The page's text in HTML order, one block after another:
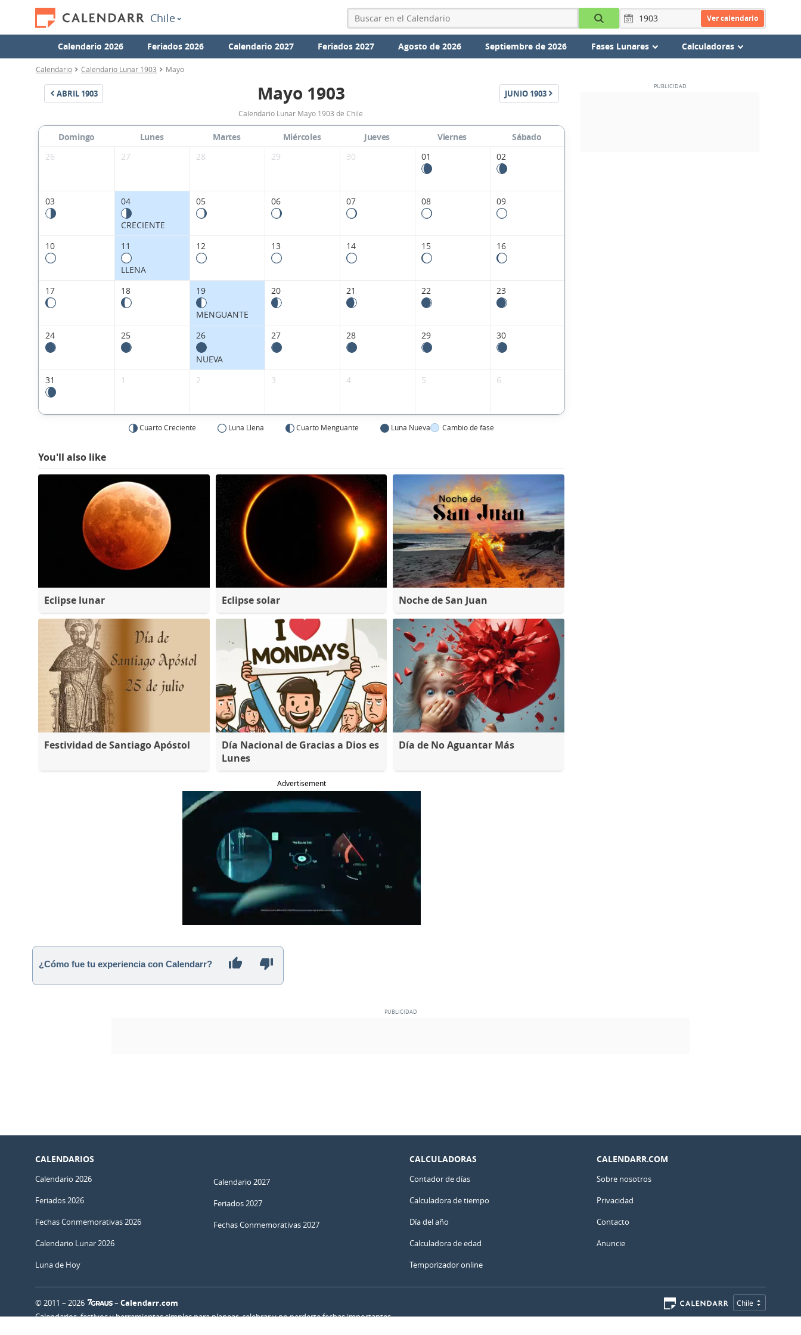
Chile Ver calendario
Calendario 2026 Feriados 2026 Calendario 2027 Feriados 2027 Agosto de 2026 Septiembre de 2026 Fases Lunares Calculadoras
Calendario Calendario Lunar 1903 Mayo
ABRIL 1903
Calendario
Lunar
Mayo
Chile.
Mayo 1903 JUNIO 1903
Calendario Lunar Mayo 1903 de Chile.
Domingo Lunes Martes Miércoles Jueves Viernes
Sábado
26
27 28 29 30 01 02
03 04
CRECIENTE
05 06 07 08 09
10 11
LLENA
12 13 14 15 16
17 18 19
MENGUANTE
20 21 22 23
24 25 26
NUEVA
27 28 29 30
31 1 2 3 4 5 6
Cuarto Creciente Luna Llena Cuarto Menguante Luna Nueva Cambio de fase
You'll also like
Eclipse lunar Eclipse solar Noche de San Juan
Festividad de Santiago Apóstol
Día Nacional de Gracias a Dios es
Lunes
Día de No Aguantar Más
Advertisement
¿Cómo fue tu experiencia con Calendarr?
CALENDARIOS
Calendario 2026
Feriados 2026
Fechas Conmemorativas 2026
Calendario Lunar 2026
Luna de Hoy
Calendario 2027
Feriados 2027
Fechas Conmemorativas 2027
CALCULADORAS
Contador de días
Calculadora de tiempo
Día del año
Calculadora de edad
Temporizador online
CALENDARR.COM
Sobre nosotros
Privacidad
Contacto
Anuncie
Chile
© 2011 – 2026 – Calendarr.com
Calendarios, festivos y herramientas simples para planear, celebrar y no perderte fechas importantes.